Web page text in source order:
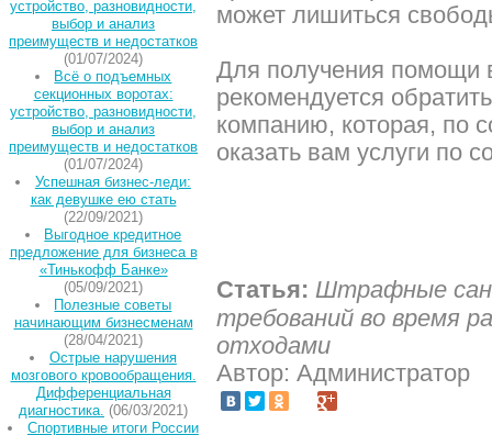
устройство, разновидности,
выбор и анализ
преимуществ и недостатков
(01/07/2024)
Всё о подъемных
секционных воротах:
устройство, разновидности,
выбор и анализ
преимуществ и недостатков
(01/07/2024)
Успешная бизнес-леди:
как девушке ею стать
(22/09/2021)
Выгодное кредитное
предложение для бизнеса в
«Тинькофф Банке»
(05/09/2021)
Полезные советы
начинающим бизнесменам
(28/04/2021)
Острые нарушения
мозгового кровообращения.
Дифференциальная
диагностика. (06/03/2021)
Спортивные итоги России
может лишиться
Для получения помощи
рекомендуется
компанию, которая, по
оказать вам услуги по
Статья: Штрафные
требований во время
отходами
Автор: Администратор